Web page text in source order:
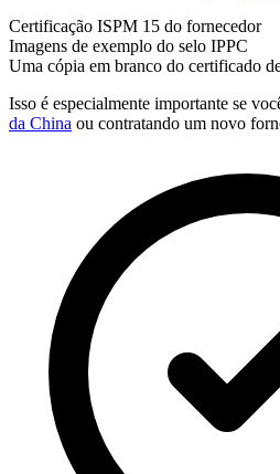
Certificação ISPM 15 do fornecedor
Imagens de exemplo do selo IPPC
Uma cópia em branco do certificado
Isso é especialmente importante se
da China ou contratando um novo